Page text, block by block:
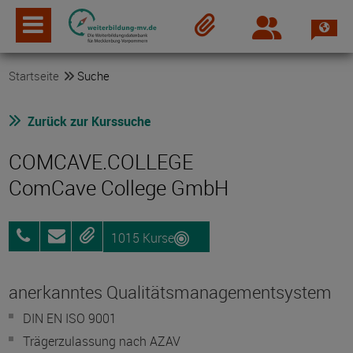
Login
Startseite Suche
Zurück zur Kurssuche
COMCAVE.COLLEGE
ComCave College GmbH
0800
25072012
AnfragenMerken1015 Kurse
anerkanntes Qualitätsmanagementsystem
DIN EN ISO 9001
Trägerzulassung nach AZAV